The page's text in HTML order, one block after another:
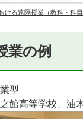
ける遠隔授業（教科・科
業の例
型
館高等学校、油